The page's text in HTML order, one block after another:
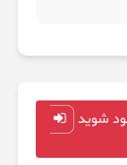
شوید